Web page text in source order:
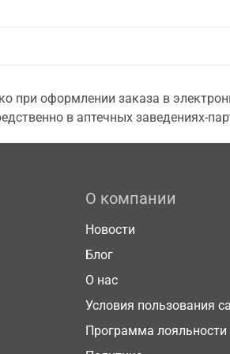
при оформлении заказа в
в аптечных заведениях-
О компании
Новости
Блог
О нас
Условия пользования
Программа лояльности